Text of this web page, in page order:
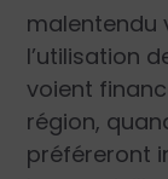
malentendu
l’utilisation
voient
région,
préféreront